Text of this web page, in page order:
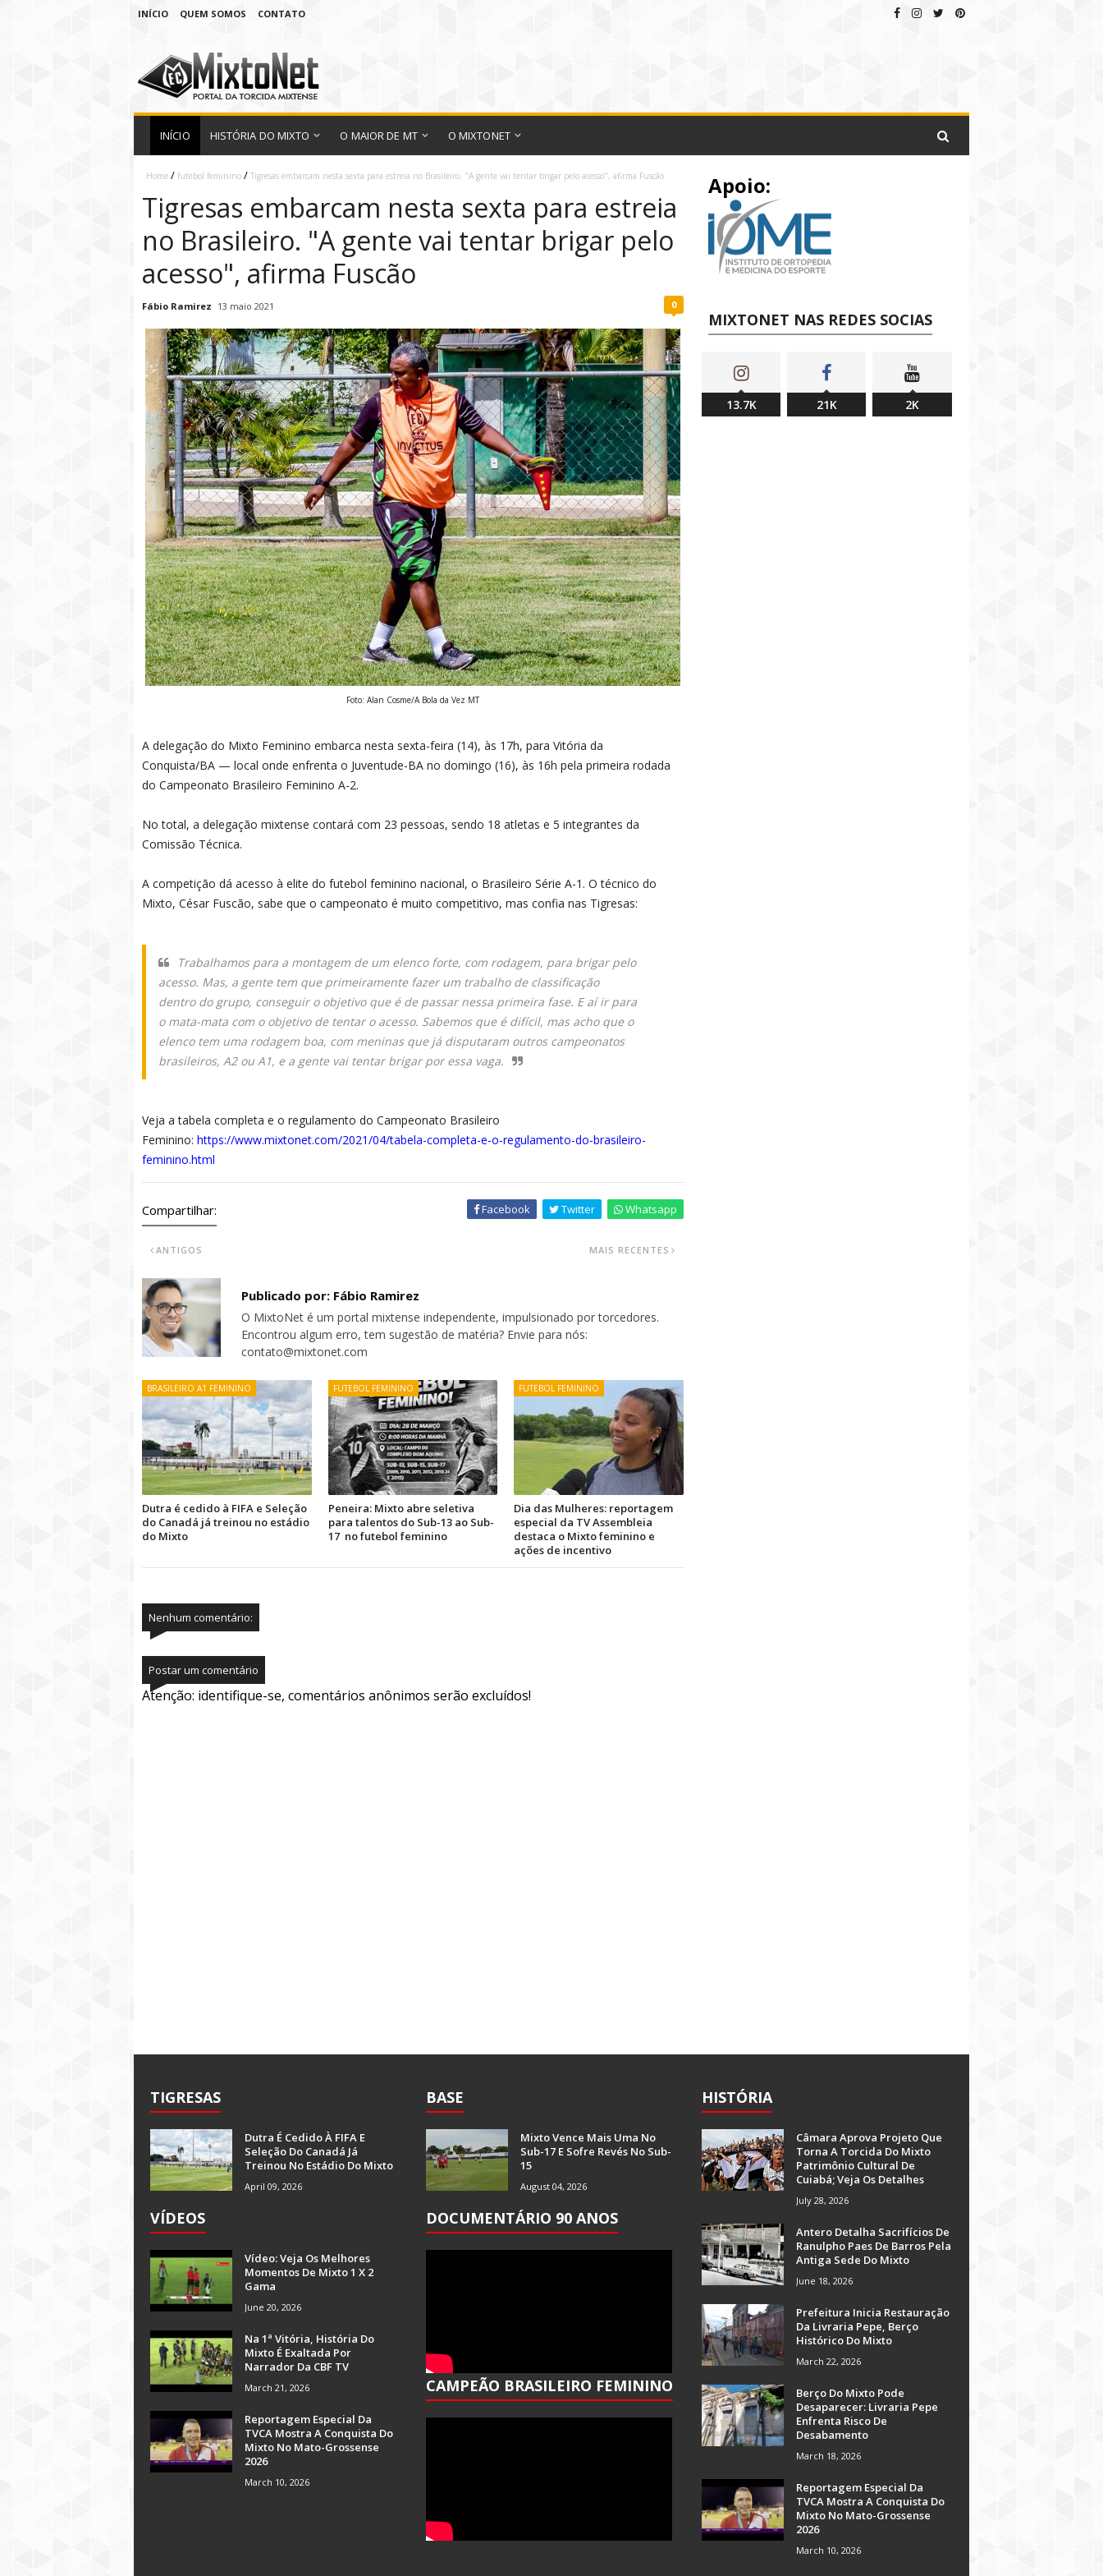
INÍCIO QUEM SOMOS CONTATO
INÍCIO HISTÓRIA DO MIXTO O MAIOR DE MT O MIXTONET
Home / futebol feminino / Tigresas embarcam nesta sexta para estreia no Brasileiro. "A gente vai tentar brigar pelo acesso", afirma Fuscão
Tigresas embarcam nesta sexta para estreia
no Brasileiro. "A gente vai tentar brigar pelo
acesso", afirma Fuscão
Fábio Ramirez 13 maio 2021 0
Foto: Alan Cosme/A Bola da Vez MT
A delegação do Mixto Feminino embarca nesta sexta-feira (14), às 17h, para Vitória da
Conquista/BA — local onde enfrenta o Juventude-BA no domingo (16), às 16h pela primeira rodada
do Campeonato Brasileiro Feminino A-2.
No total, a delegação mixtense contará com 23 pessoas, sendo 18 atletas e 5 integrantes da
Comissão Técnica.
A competição dá acesso à elite do futebol feminino nacional, o Brasileiro Série A-1. O técnico do
Mixto, César Fuscão, sabe que o campeonato é muito competitivo, mas confia nas Tigresas:
Trabalhamos para a montagem de um elenco forte, com rodagem, para brigar pelo
acesso. Mas, a gente tem que primeiramente fazer um trabalho de classificação
dentro do grupo, conseguir o objetivo que é de passar nessa primeira fase. E aí ir para
o mata-mata com o objetivo de tentar o acesso. Sabemos que é difícil, mas acho que o
elenco tem uma rodagem boa, com meninas que já disputaram outros campeonatos
brasileiros, A2 ou A1, e a gente vai tentar brigar por essa vaga.
Veja a tabela completa e o regulamento do Campeonato Brasileiro
Feminino: https://www.mixtonet.com/2021/04/tabela-completa-e-o-regulamento-do-brasileiro-
feminino.html
Compartilhar: Facebook Twitter Whatsapp
MAIS RECENTES
ANTIGOS
Publicado por: Fábio Ramirez
O MixtoNet é um portal mixtense independente, impulsionado por torcedores.
Encontrou algum erro, tem sugestão de matéria? Envie para nós:
contato@mixtonet.com
BRASILEIRO A1 FEMININO
Dutra é cedido à FIFA e Seleção
do Canadá já treinou no estádio
do Mixto
FUTEBOL FEMININO
Peneira: Mixto abre seletiva
para talentos do Sub-13 ao Sub-
17 no futebol feminino
FUTEBOL FEMININO
Dia das Mulheres: reportagem
especial da TV Assembleia
destaca o Mixto feminino e
ações de incentivo
Nenhum comentário:
Postar um comentário
Atenção: identifique-se, comentários anônimos serão excluídos!
Apoio:
MIXTONET NAS REDES SOCIAS
13.7K 21K 2K
TIGRESAS
Dutra É Cedido À FIFA E
Seleção Do Canadá Já
Treinou No Estádio Do Mixto
April 09, 2026
VÍDEOS
Vídeo: Veja Os Melhores
Momentos De Mixto 1 X 2
Gama
June 20, 2026
Na 1ª Vitória, História Do
Mixto É Exaltada Por
Narrador Da CBF TV
March 21, 2026
Reportagem Especial Da
TVCA Mostra A Conquista Do
Mixto No Mato-Grossense
2026
March 10, 2026
BASE
Mixto Vence Mais Uma No
Sub-17 E Sofre Revés No Sub-
15
August 04, 2026
DOCUMENTÁRIO 90 ANOS
CAMPEÃO BRASILEIRO FEMININO
HISTÓRIA
Câmara Aprova Projeto Que
Torna A Torcida Do Mixto
Patrimônio Cultural De
Cuiabá; Veja Os Detalhes
July 28, 2026
Antero Detalha Sacrifícios De
Ranulpho Paes De Barros Pela
Antiga Sede Do Mixto
June 18, 2026
Prefeitura Inicia Restauração
Da Livraria Pepe, Berço
Histórico Do Mixto
March 22, 2026
Berço Do Mixto Pode
Desaparecer: Livraria Pepe
Enfrenta Risco De
Desabamento
March 18, 2026
Reportagem Especial Da
TVCA Mostra A Conquista Do
Mixto No Mato-Grossense
2026
March 10, 2026